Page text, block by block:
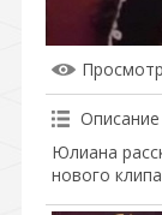
Юлиана
нового